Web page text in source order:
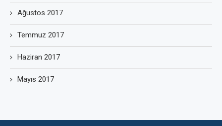
Ağustos 2017
Temmuz 2017
Haziran 2017
Mayıs 2017